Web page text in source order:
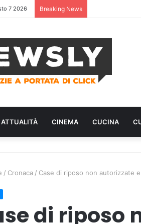
7 2026 Breaking News
ATTUALITÀ CINEMA CUCINA
/ Cronaca / Case di riposo non autorizzate
di riposo